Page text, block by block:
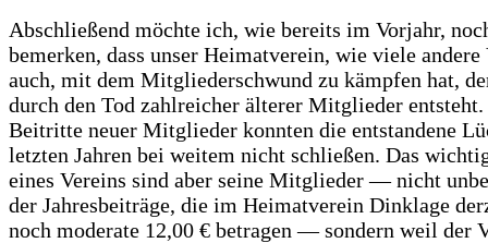
Abschließend möchte ich, wie bereits im Vorjahr,
bemerken, dass unser Heimatverein, wie viele andere
auch, mit dem Mitgliederschwund zu kämpfen hat,
durch den Tod zahlreicher älterer Mitglieder
Beitritte neuer Mitglieder konnten die entstandene
letzten Jahren bei weitem nicht schließen. Das
eines Vereins sind aber seine Mitglieder — nicht
der Jahresbeiträge, die im Heimatverein Dinklage
noch moderate 12,00 € betragen — sondern weil der